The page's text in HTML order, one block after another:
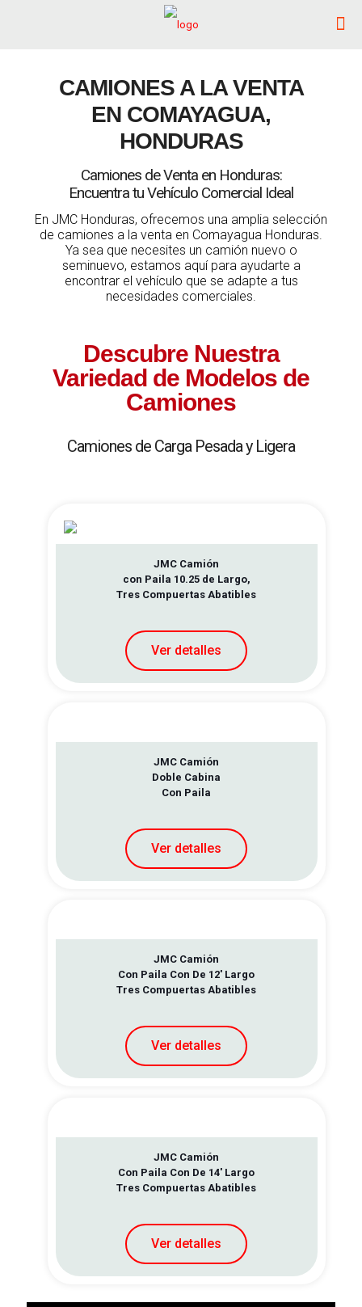
CAMIONES A LA VENTA
EN COMAYAGUA,
HONDURAS
Camiones de Venta en Honduras:
Encuentra tu Vehículo Comercial Ideal
En JMC Honduras, ofrecemos una amplia selección
de camiones a la venta en Comayagua Honduras.
Ya sea que necesites un camión nuevo o
seminuevo, estamos aquí para ayudarte a
encontrar el vehículo que se adapte a tus
necesidades comerciales.
Descubre Nuestra
Variedad de Modelos de
Camiones
Camiones de Carga Pesada y Ligera
JMC Camión
con Paila 10.25 de Largo,
Tres Compuertas Abatibles
Ver detalles
JMC Camión
Doble Cabina
Con Paila
Ver detalles
JMC Camión
Con Paila Con De 12′ Largo
Tres Compuertas Abatibles
Ver detalles
JMC Camión
Con Paila Con De 14′ Largo
Tres Compuertas Abatibles
Ver detalles